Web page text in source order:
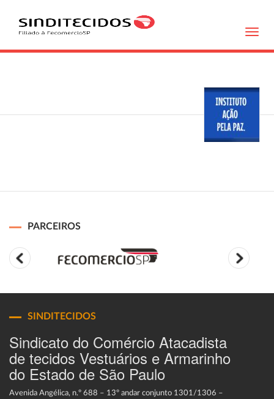
PARCEIROS
SINDITECIDOS
Sindicato do Comércio Atacadista
de tecidos Vestuários e Armarinho
do Estado de São Paulo
Avenida Angélica, n.º 688 – 13º andar conjunto 1301/1306 –